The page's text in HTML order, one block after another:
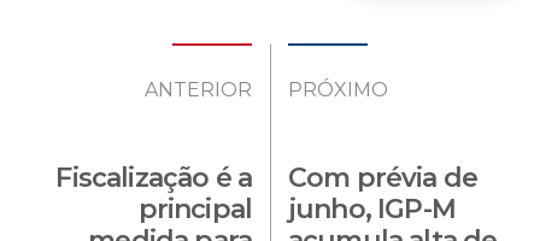
ANTERIOR
Fiscalização é a
principal
PRÓXIMO
Com prévia de
junho, IGP-M